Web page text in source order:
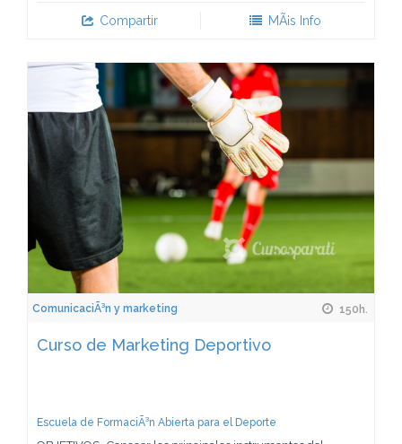
Compartir MÃ¡s Info
ComunicaciÃ³n y marketing 150h.
Curso de Marketing Deportivo
Escuela de FormaciÃ³n Abierta para el Deporte